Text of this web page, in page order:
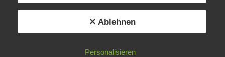
✕ Ablehnen
Personalisieren